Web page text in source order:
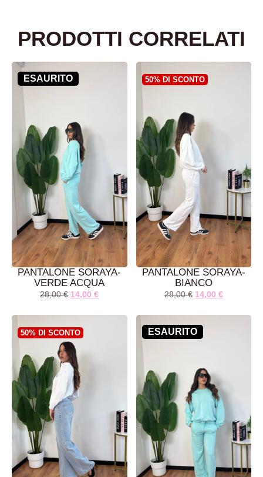
PRODOTTI CORRELATI
ESAURITO
PANTALONE SORAYA-
VERDE ACQUA
28,00€ 14,00€
50% DI SCONTO
PANTALONE SORAYA-
BIANCO
28,00€ 14,00 €
50% DI SCONTO ESAURITO